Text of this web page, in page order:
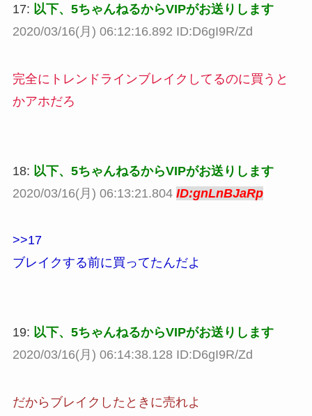
17: 以下、5ちゃんねるからVIPがお送りします
2020/03/16(月) 06:12:16.892 ID:D6gI9R/Zd
完全にトレンドラインブレイクしてるのに買うと
かアホだろ
18: 以下、5ちゃんねるからVIPがお送りします
2020/03/16(月) 06:13:21.804 ID:gnLnBJaRp
>>17
ブレイクする前に買ってたんだよ
19: 以下、5ちゃんねるからVIPがお送りします
2020/03/16(月) 06:14:38.128 ID:D6gI9R/Zd
だからブレイクしたときに売れよ